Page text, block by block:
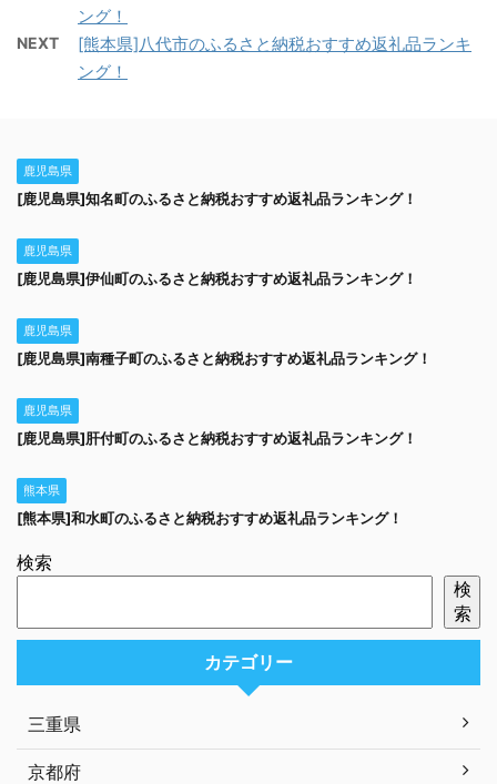
ング！
NEXT
[熊本県]八代市のふるさと納税おすすめ返礼品ランキ
ング！
鹿児島県
[鹿児島県]知名町のふるさと納税おすすめ返礼品ランキング！
鹿児島県
[鹿児島県]伊仙町のふるさと納税おすすめ返礼品ランキング！
鹿児島県
[鹿児島県]南種子町のふるさと納税おすすめ返礼品ランキング！
鹿児島県
[鹿児島県]肝付町のふるさと納税おすすめ返礼品ランキング！
熊本県
[熊本県]和水町のふるさと納税おすすめ返礼品ランキング！
検索
検
索
カテゴリー
三重県
京都府